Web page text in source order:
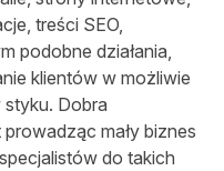
treści SEO,
podobne działania,
klientów w możliwie
Dobra
mały biznes
do takich